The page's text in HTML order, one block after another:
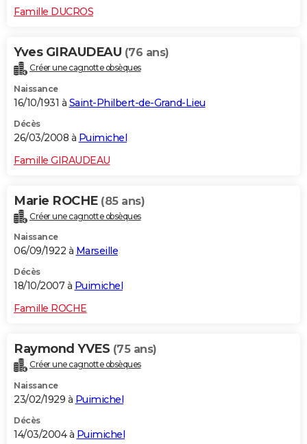
Famille DUCROS
Yves GIRAUDEAU (76 ans)
Créer une cagnotte obsèques
Naissance
16/10/1931 à Saint-Philbert-de-Grand-Lieu
Décès
26/03/2008 à Puimichel
Famille GIRAUDEAU
Marie ROCHE (85 ans)
Créer une cagnotte obsèques
Naissance
06/09/1922 à Marseille
Décès
18/10/2007 à Puimichel
Famille ROCHE
Raymond YVES (75 ans)
Créer une cagnotte obsèques
Naissance
23/02/1929 à Puimichel
Décès
14/03/2004 à Puimichel